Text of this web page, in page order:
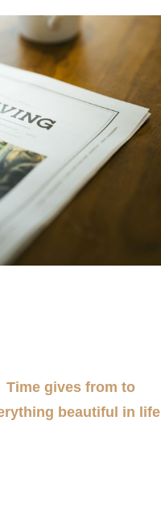
Time gives from to
beautiful in life